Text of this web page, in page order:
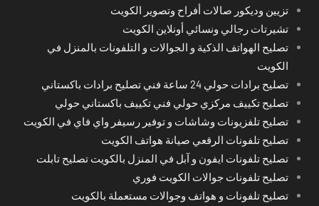
تزيين وديكور صالات أفراح وتصوير الكويت
تشيرتات رجالي ونسائي أونلاين الكويت
تصليح الهواتف الذكية و الجوالات و التلفونات بالمنزل في
الكويت
تصليح برادات حولي 24 ساعة فني تصليح برادات باكستاني
تصليح تكييف مركزي حولي فني تكييف باكستاني حولي
تصليح تلفزيونات وشاشات و توفير رسيفر واي فاي في الكويت
تصليح تلفونات الرقعي صيانة هواتف الكويت
تصليح تلفونات ايفون و آبل في المنزل بالكويت تصليح تابلت
تصليح تلفونات جوالات الكويت فوري
تصليح تلفونات و هواتف وجوالات مستعملة بالكويت